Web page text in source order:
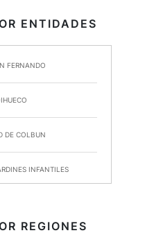
ENTIDADES
FERNANDO
DE COLBUN
INFANTILES
REGIONES